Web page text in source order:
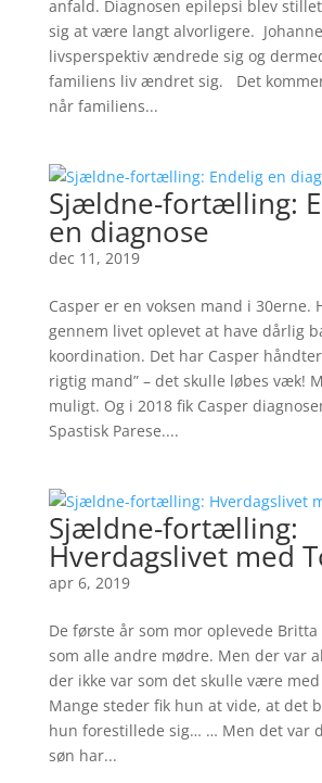
anfald. Diagnosen epilepsi blev
sig at være langt alvorligere.
livsperspektiv ændrede sig og
familiens liv ændret sig. Det
når familiens...
Sjældne-fortælling:
en diagnose
dec 11, 2019
Casper er en voksen mand i 30erne.
gennem livet oplevet at have dårlig
koordination. Det har Casper
rigtig mand” – det skulle løbes væk!
muligt. Og i 2018 fik Casper
Spastisk Parese....
Sjældne-fortælling:
Hverdagslivet med
apr 6, 2019
De første år som mor oplevede
som alle andre mødre. Men der var
der ikke var som det skulle være
Mange steder fik hun at vide, at det
hun forestillede sig… … Men det var
søn har...